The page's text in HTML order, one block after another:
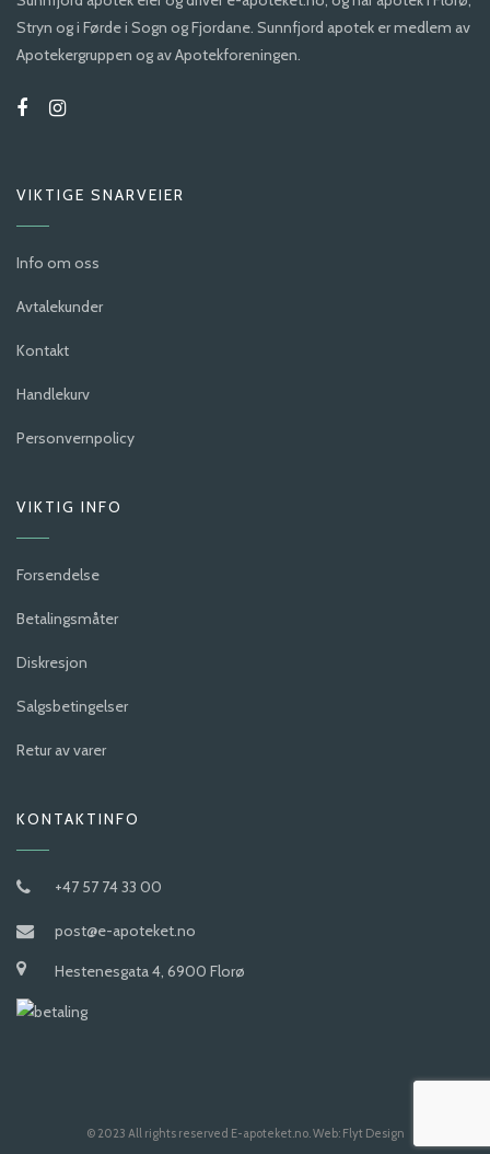
Stryn og i Førde i Sogn og Fjordane. Sunnfjord apotek er medlem av
Apotekergruppen og av Apotekforeningen.
VIKTIGE SNARVEIER
Info om oss
Avtalekunder
Kontakt
Handlekurv
Personvernpolicy
VIKTIG INFO
Forsendelse
Betalingsmåter
Diskresjon
Salgsbetingelser
Retur av varer
KONTAKTINFO
+47 57 74 33 00
post@e-apoteket.no
Hestenesgata 4, 6900 Florø
© 2023 All rights reserved E-apoteket.no. Web: Flyt Design